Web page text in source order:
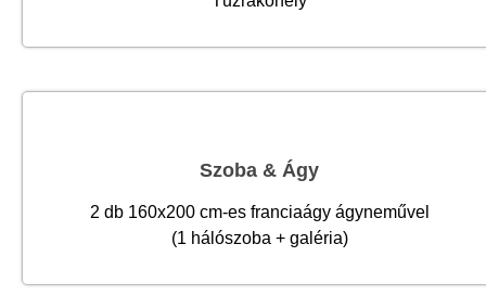
Szoba & Ágy
2 db 160x200 cm-es franciaágy ágyneművel
(1 hálószoba + galéria)